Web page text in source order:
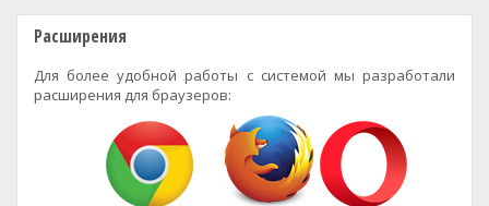
Расширения
Для более удобной работы с системой мы разработали
расширения для браузеров: